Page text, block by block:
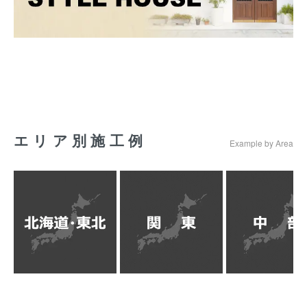
エリア別施工例 Example by Area